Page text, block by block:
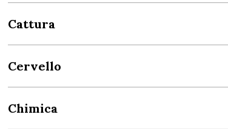
Cattura
Cervello
Chimica